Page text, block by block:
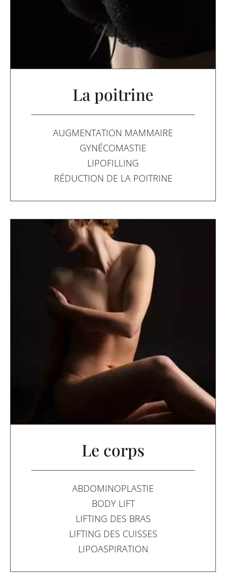
La poitrine
AUGMENTATION MAMMAIRE
GYNÉCOMASTIE
LIPOFILLING
RÉDUCTION DE LA POITRINE
Le corps
ABDOMINOPLASTIE
BODY LIFT
LIFTING DES BRAS
LIFTING DES CUISSES
LIPOASPIRATION